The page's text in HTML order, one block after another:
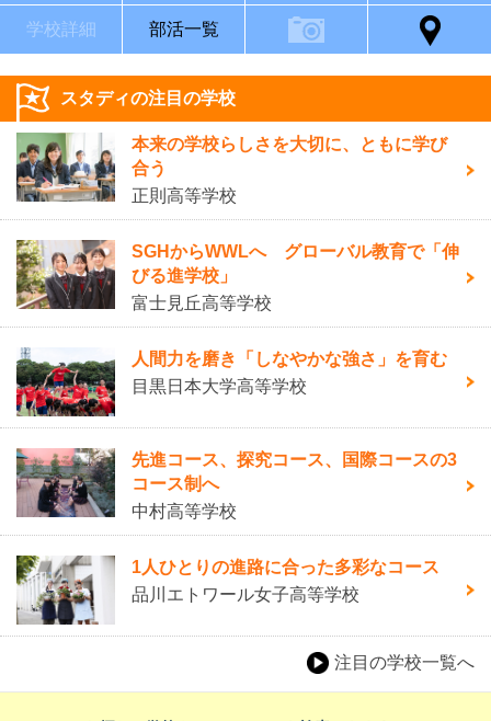
学校詳細 部活一覧
スタディの注目の学校
本来の学校らしさを大切に、ともに学び
合う
正則高等学校
SGHからWWLへ グローバル教育で「伸
びる進学校」
富士見丘高等学校
人間力を磨き「しなやかな強さ」を育む
目黒日本大学高等学校
先進コース、探究コース、国際コースの3
コース制へ
中村高等学校
1人ひとりの進路に合った多彩なコース
品川エトワール女子高等学校
注目の学校一覧へ